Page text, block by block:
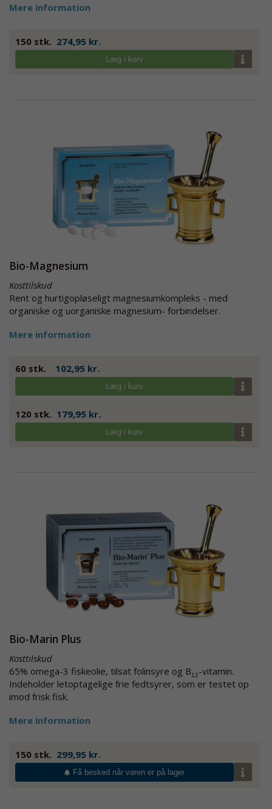
Mere information
150 stk. 274,95 kr.
Læg i kurv
Bio-Magnesium
Kosttilskud
Rent og hurtigopløseligt magnesiumkompleks - med
organiske og uorganiske magnesium- forbindelser.
Mere information
60 stk. 102,95 kr.
Læg i kurv
120 stk. 179,95 kr.
Læg i kurv
Bio-Marin Plus
Kosttilskud
65% omega-3 fiskeolie, tilsat folinsyre og B12-vitamin.
Indeholder letoptagelige frie fedtsyrer, som er testet op
imod frisk fisk.
Mere information
150 stk. 299,95 kr.
Få besked når varen er på lager